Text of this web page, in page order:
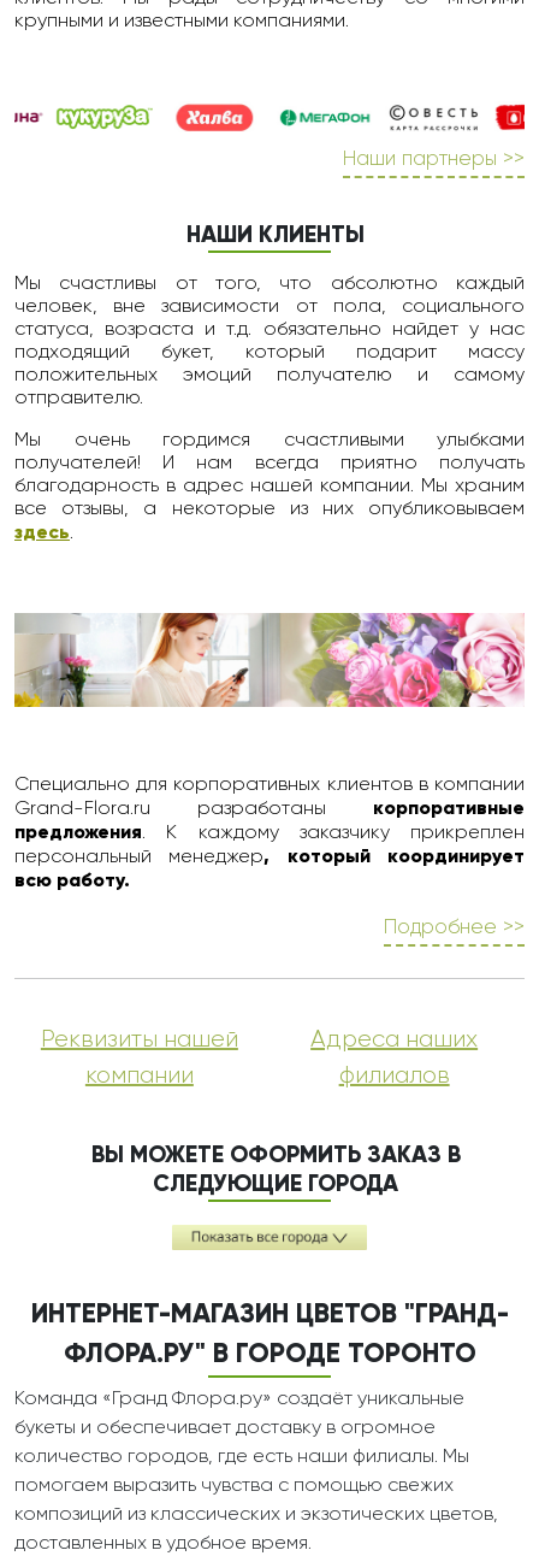
крупными и известными компаниями.
Наши партнеры >>
НАШИ КЛИЕНТЫ
Мы счастливы от того, что абсолютно каждый
человек, вне зависимости от пола, социального
статуса, возраста и т.д. обязательно найдет у нас
подходящий букет, который подарит массу
положительных эмоций получателю и самому
отправителю.
Мы очень гордимся счастливыми улыбками
получателей! И нам всегда приятно получать
благодарность в адрес нашей компании. Мы храним
все отзывы, а некоторые из них опубликовываем
здесь.
Специально для корпоративных клиентов в компании
Grand-Flora.ru разработаны корпоративные
предложения. К каждому заказчику прикреплен
персональный менеджер, который координирует
всю работу.
Подробнее >>
Реквизиты нашей
компании
Адреса наших
филиалов
ВЫ МОЖЕТЕ ОФОРМИТЬ ЗАКАЗ В
СЛЕДУЮЩИЕ ГОРОДА
ИНТЕРНЕТ-МАГАЗИН ЦВЕТОВ "ГРАНД-
ФЛОРА.РУ" В ГОРОДЕ ТОРОНТО
Команда «Гранд Флора.ру» создаёт уникальные
букеты и обеспечивает доставку в огромное
количество городов, где есть наши филиалы. Мы
помогаем выразить чувства с помощью свежих
композиций из классических и экзотических цветов,
доставленных в удобное время.